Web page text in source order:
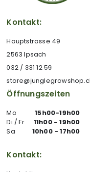
Kontakt:
Hauptstrasse 49
2563 Ipsach
032 / 331 12 59
Öffnungszeiten
Mo
15h00-19h00
Di / Fr
11h00 - 19h00
Sa
10h00 - 17h00
Kontakt: